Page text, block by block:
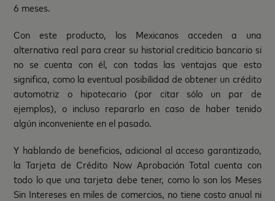
6 meses.
Con este producto, los Mexicanos acceden a una
alternativa real para crear su historial crediticio bancario si
no se cuenta con él, con todas las ventajas que esto
significa, como la eventual posibilidad de obtener un crédito
automotriz o hipotecario (por citar sólo un par de
ejemplos), o incluso repararlo en caso de haber tenido
algún inconveniente en el pasado.
Y hablando de beneficios, adicional al acceso garantizado,
la Tarjeta de Crédito Now Aprobación Total cuenta con
todo lo que una tarjeta debe tener, como lo son los Meses
Sin Intereses en miles de comercios, no tiene costo anual ni